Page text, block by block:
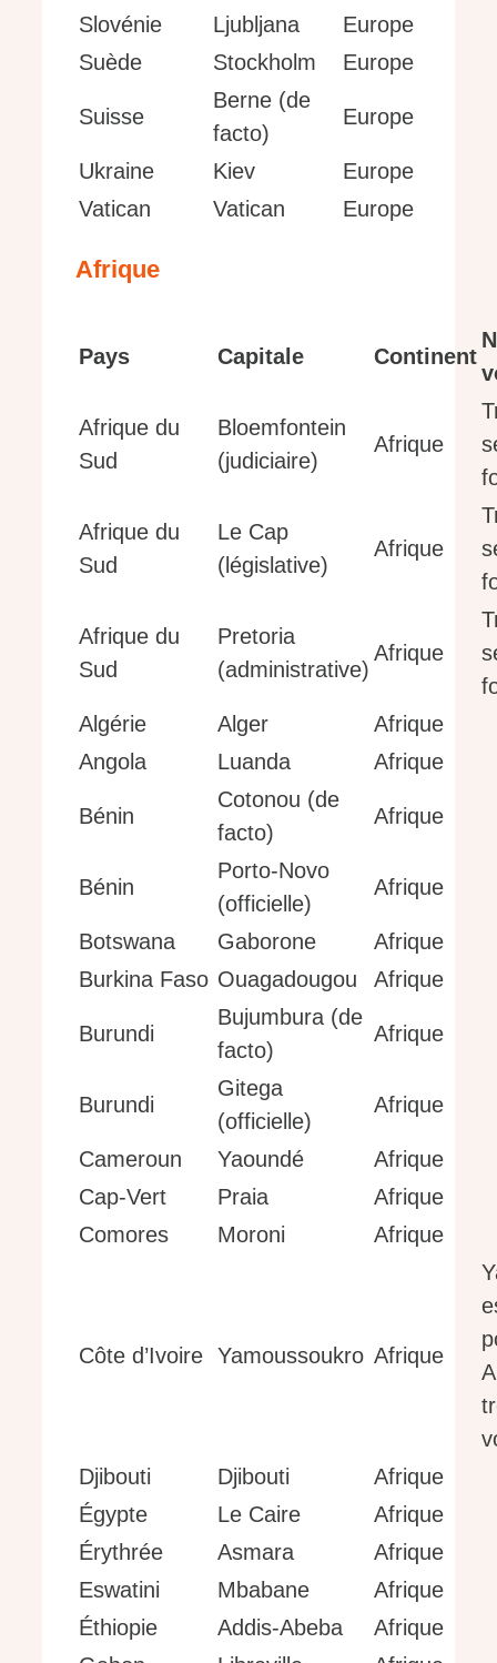
Slovénie Ljubljana
Europe
Suède
Stockholm Europe
Suisse
Berne (de
facto)
Europe
Ukraine Kiev
Europe
Vatican
Vatican Europe
Afrique
Pays Capitale Continent
Afrique du
Sud
Bloemfontein
(judiciaire)
Afrique
Afrique du
Sud
Le Cap
(législative)
Afrique
Afrique du
Sud
Pretoria
(administrative)
Afrique
Algérie
Alger
Afrique
Angola
Luanda Afrique
Bénin
Cotonou (de
facto)
Afrique
Bénin
Porto-Novo
(officielle)
Afrique
Botswana Gaborone
Afrique
Burkina Faso Ouagadougou Afrique
Burundi
Bujumbura (de
facto)
Afrique
Burundi
Gitega
(officielle)
Afrique
Cameroun Yaoundé
Afrique
Cap-Vert
Praia
Afrique
Comores
Moroni Afrique
Côte d’Ivoire Yamoussoukro Afrique
Djibouti
Djibouti
Afrique
Égypte
Le Caire
Afrique
Érythrée
Asmara
Afrique
Eswatini
Mbabane
Afrique
Éthiopie
Addis-Abeba
Afrique